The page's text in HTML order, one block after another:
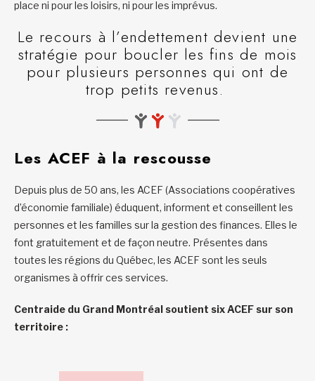
place ni pour les loisirs, ni pour les imprévus.
Le recours à l’endettement devient une
stratégie pour boucler les fins de mois
pour plusieurs personnes qui ont de
trop petits revenus.
Les ACEF à la rescousse
Depuis plus de 50 ans, les ACEF (Associations coopératives
d’économie familiale) éduquent, informent et conseillent les
personnes et les familles sur la gestion des finances. Elles le
font gratuitement et de façon neutre. Présentes dans
toutes les régions du Québec, les ACEF sont les seuls
organismes à offrir ces services.
Centraide du Grand Montréal soutient six ACEF sur son
territoire :